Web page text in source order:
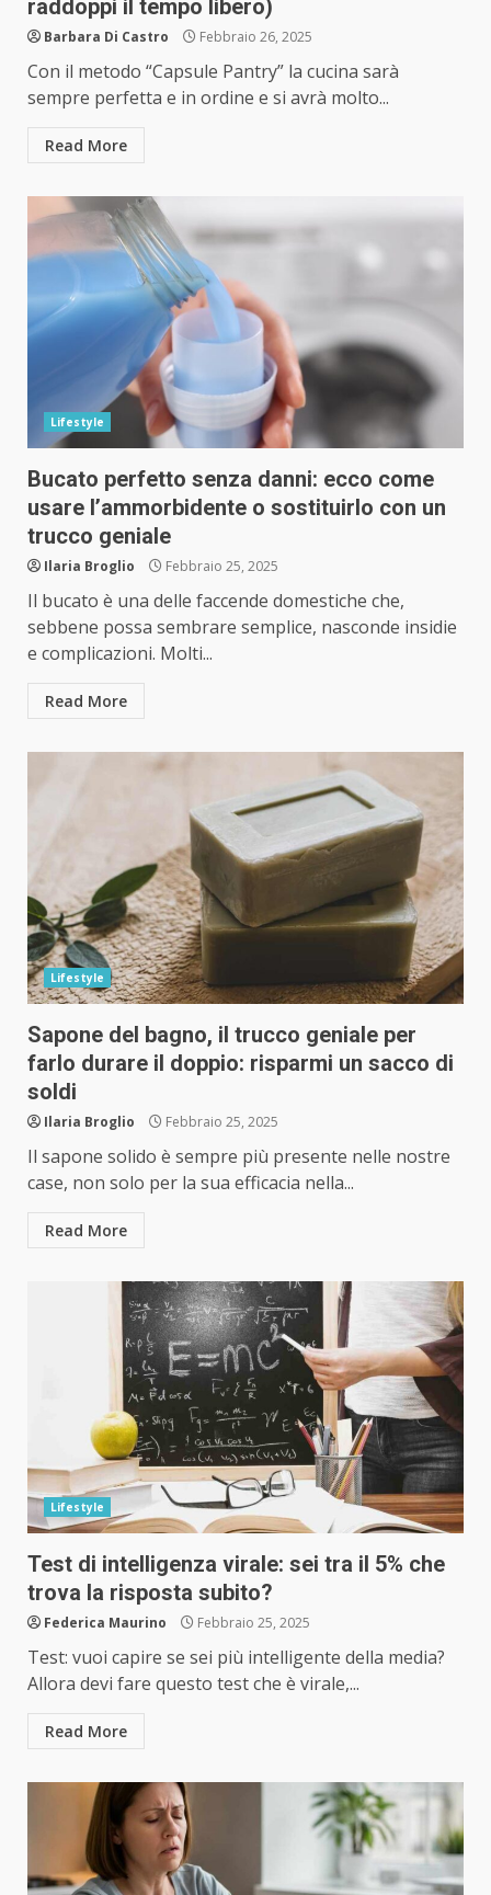
raddoppi il tempo libero)
Barbara Di Castro Febbraio 26, 2025
Con il metodo “Capsule Pantry” la cucina sarà
sempre perfetta e in ordine e si avrà molto...
Read More
Lifestyle
Bucato perfetto senza danni: ecco come
usare l’ammorbidente o sostituirlo con un
trucco geniale
Ilaria Broglio Febbraio 25, 2025
Il bucato è una delle faccende domestiche che,
sebbene possa sembrare semplice, nasconde insidie
e complicazioni. Molti...
Read More
Lifestyle
Sapone del bagno, il trucco geniale per
farlo durare il doppio: risparmi un sacco di
soldi
Ilaria Broglio Febbraio 25, 2025
Il sapone solido è sempre più presente nelle nostre
case, non solo per la sua efficacia nella...
Read More
Lifestyle
Test di intelligenza virale: sei tra il 5% che
trova la risposta subito?
Federica Maurino Febbraio 25, 2025
Test: vuoi capire se sei più intelligente della media?
Allora devi fare questo test che è virale,...
Read More